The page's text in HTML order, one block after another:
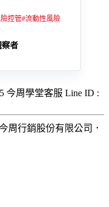
控管#流動性風險
察者
今周學堂客服 Line ID :
周行銷股份有限公司 ．